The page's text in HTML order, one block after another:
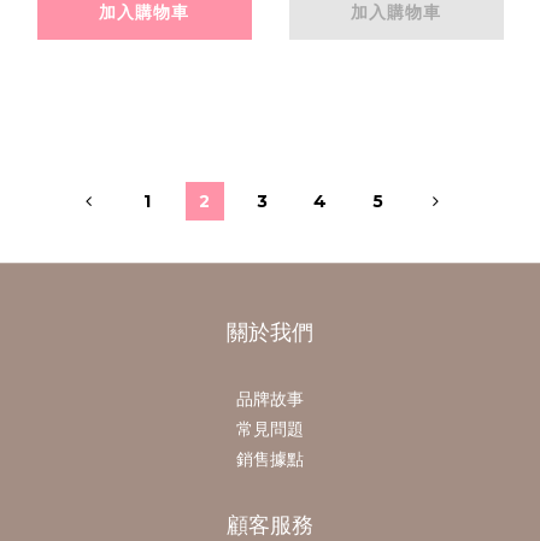
加入購物車 加入購物車
1 2 3 4 5
關於我們
品牌故事
常見問題
銷售據點
顧客服務